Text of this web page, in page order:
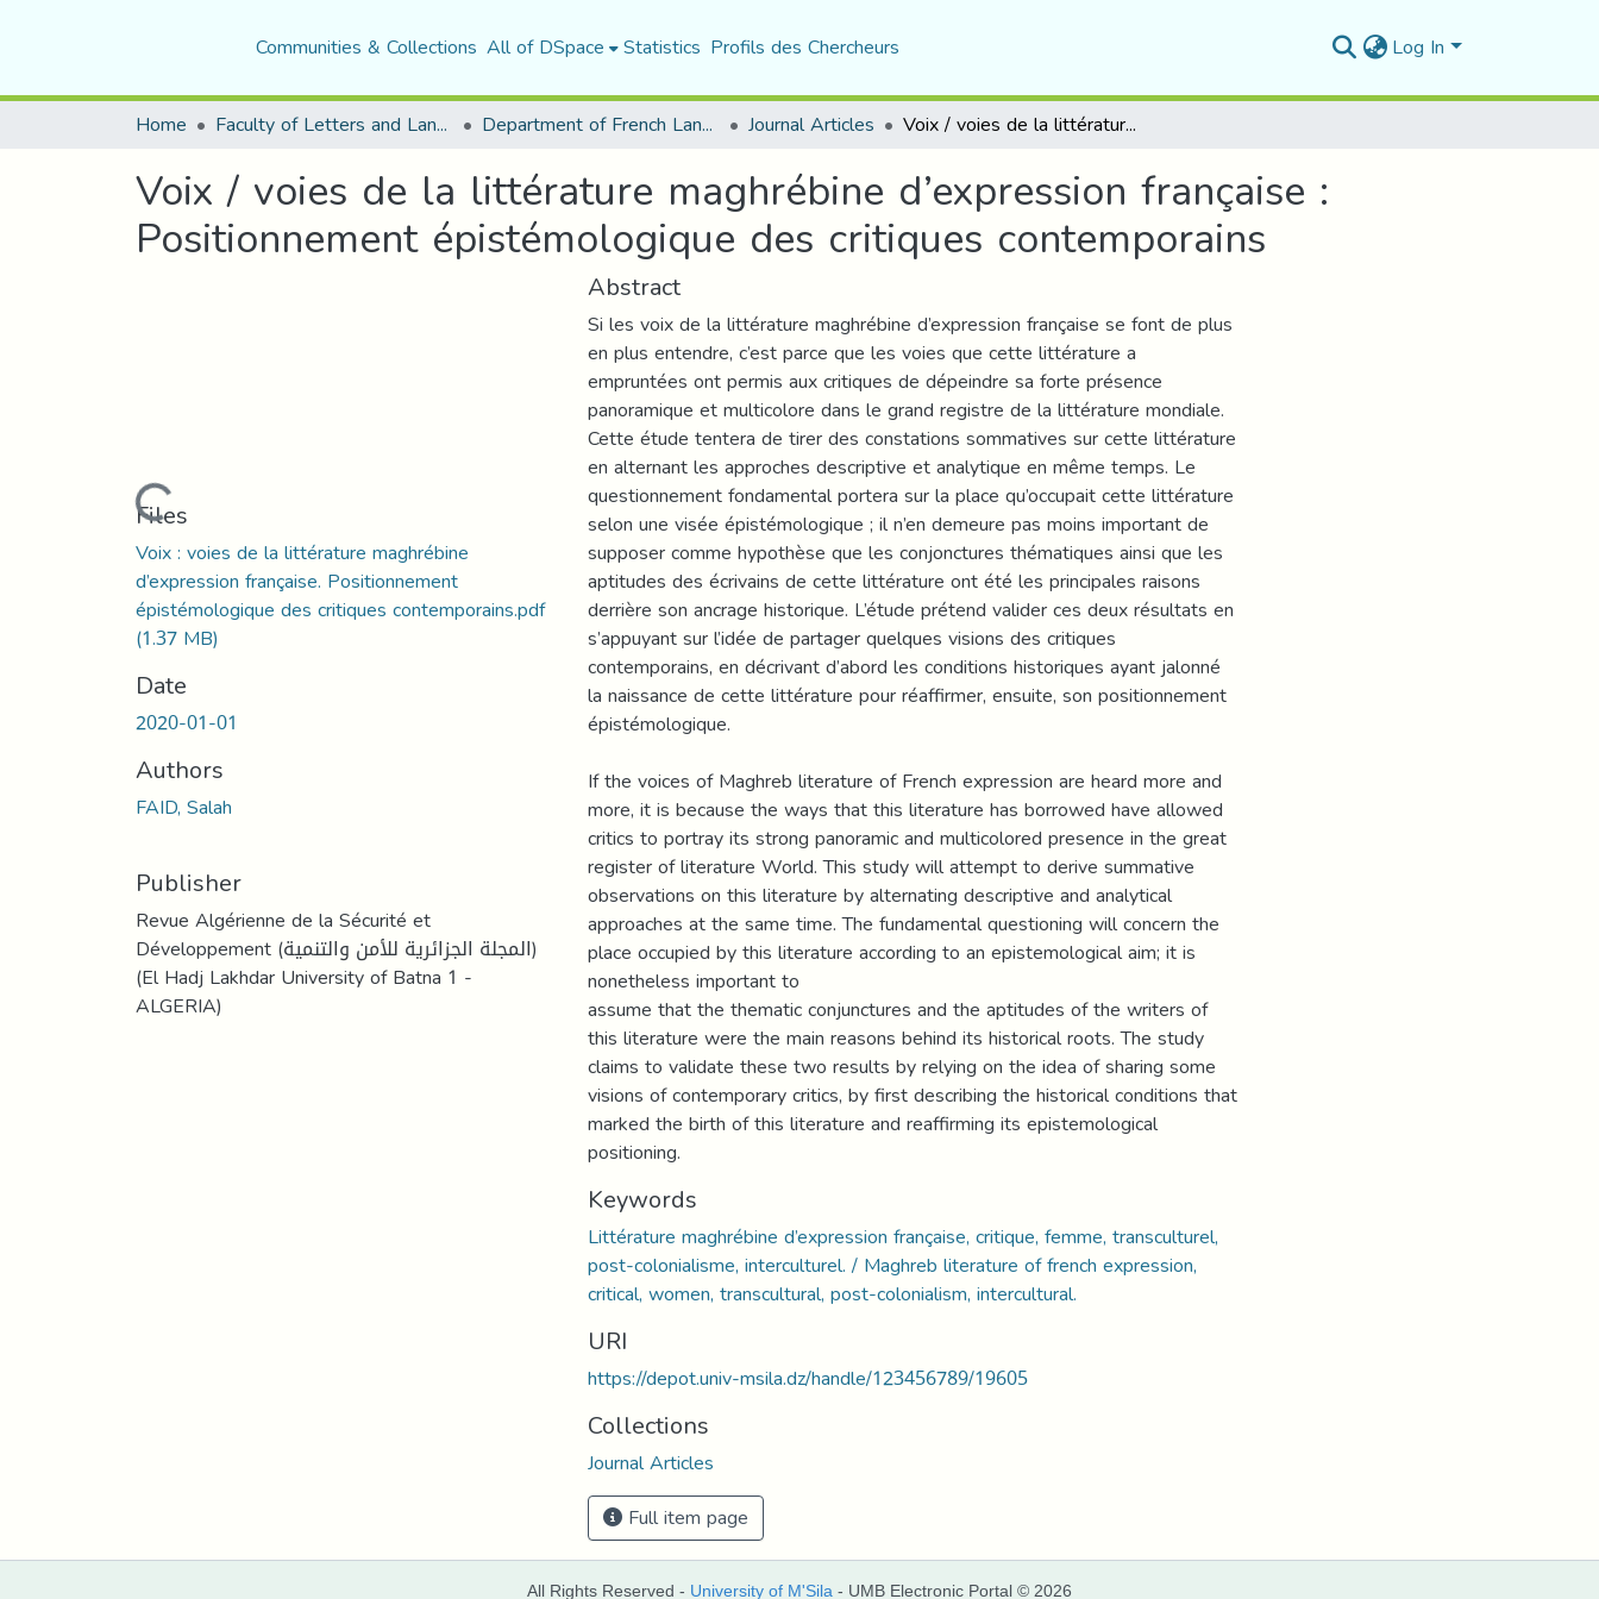
Communities & Collections All of DSpace Statistics Profils des Chercheurs Log In
Home Faculty of Letters and Languages Department of French Language and Literature Journal Articles Voix / voies de la littérature maghrébine d’expression française : Positionnement épistémologique des critiques contemporains
Voix / voies de la littérature maghrébine d’expression française :
Positionnement épistémologique des critiques contemporains
Loading...
Files
Voix : voies de la littérature maghrébine
d’expression française. Positionnement
épistémologique des critiques contemporains.pdf
(1.37 MB)
Date
2020-01-01
Authors
FAID, Salah
Publisher
Revue Algérienne de la Sécurité et
Développement (المجلة الجزائرية للأمن والتنمية)
(El Hadj Lakhdar University of Batna 1 -
ALGERIA)
Abstract
Si les voix de la littérature maghrébine d’expression française se font de plus
en plus entendre, c’est parce que les voies que cette littérature a
empruntées ont permis aux critiques de dépeindre sa forte présence
panoramique et multicolore dans le grand registre de la littérature mondiale.
Cette étude tentera de tirer des constations sommatives sur cette littérature
en alternant les approches descriptive et analytique en même temps. Le
questionnement fondamental portera sur la place qu’occupait cette littérature
selon une visée épistémologique ; il n’en demeure pas moins important de
supposer comme hypothèse que les conjonctures thématiques ainsi que les
aptitudes des écrivains de cette littérature ont été les principales raisons
derrière son ancrage historique. L’étude prétend valider ces deux résultats en
s’appuyant sur l’idée de partager quelques visions des critiques
contemporains, en décrivant d’abord les conditions historiques ayant jalonné
la naissance de cette littérature pour réaffirmer, ensuite, son positionnement
épistémologique.
If the voices of Maghreb literature of French expression are heard more and
more, it is because the ways that this literature has borrowed have allowed
critics to portray its strong panoramic and multicolored presence in the great
register of literature World. This study will attempt to derive summative
observations on this literature by alternating descriptive and analytical
approaches at the same time. The fundamental questioning will concern the
place occupied by this literature according to an epistemological aim; it is
nonetheless important to
assume that the thematic conjunctures and the aptitudes of the writers of
this literature were the main reasons behind its historical roots. The study
claims to validate these two results by relying on the idea of sharing some
visions of contemporary critics, by first describing the historical conditions that
marked the birth of this literature and reaffirming its epistemological
positioning.
Keywords
Littérature maghrébine d’expression française, critique, femme, transculturel,
post-colonialisme, interculturel. / Maghreb literature of french expression,
critical, women, transcultural, post-colonialism, intercultural.
URI
https://depot.univ-msila.dz/handle/123456789/19605
Collections
Journal Articles
Full item page
All Rights Reserved - University of M'Sila - UMB Electronic Portal © 2026